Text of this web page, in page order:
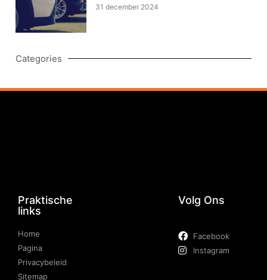
31 december 2024
Categories
Praktische
links
Home
Pagina
Privacybeleid
Sitemap
Volg Ons
Facebook
Instagram